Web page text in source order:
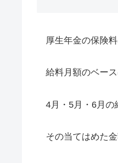
厚生年金の保険料
給料月額のベース
4月・5月・6月の
その当てはめた金